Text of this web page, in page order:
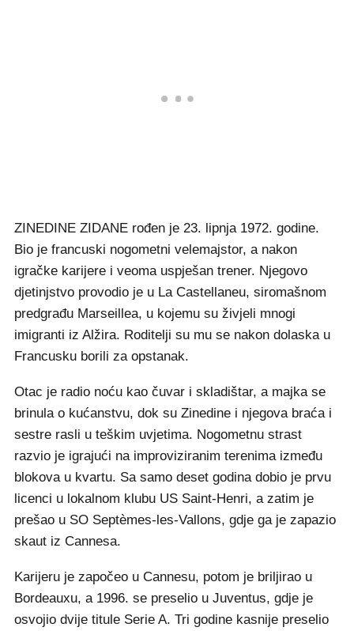
ZINEDINE ZIDANE rođen je 23. lipnja 1972. godine.
Bio je francuski nogometni velemajstor, a nakon
igračke karijere i veoma uspješan trener. Njegovo
djetinjstvo provodio je u La Castellaneu, siromašnom
predgrađu Marseillea, u kojemu su živjeli mnogi
imigranti iz Alžira. Roditelji su mu se nakon dolaska u
Francusku borili za opstanak.
Otac je radio noću kao čuvar i skladištar, a majka se
brinula o kućanstvu, dok su Zinedine i njegova braća i
sestre rasli u teškim uvjetima. Nogometnu strast
razvio je igrajući na improviziranim terenima između
blokova u kvartu. Sa samo deset godina dobio je prvu
licenci u lokalnom klubu US Saint-Henri, a zatim je
prešao u SO Septèmes-les-Vallons, gdje ga je zapazio
skaut iz Cannesa.
Karijeru je započeo u Cannesu, potom je briljirao u
Bordeauxu, a 1996. se preselio u Juventus, gdje je
osvojio dvije titule Serie A. Tri godine kasnije preselio